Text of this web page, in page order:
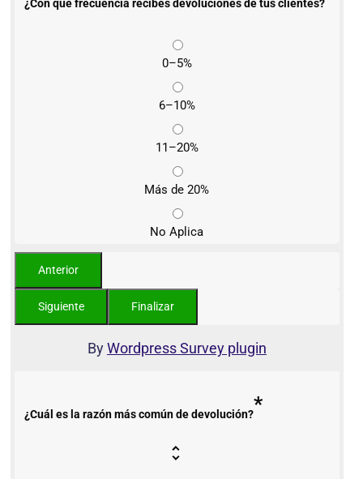
¿Con qué frecuencia recibes devoluciones de tus clientes?
0–5%
6–10%
11–20%
Más de 20%
No Aplica
ByWordpress Survey plugin
¿Cuál es la razón más común de devolución?*